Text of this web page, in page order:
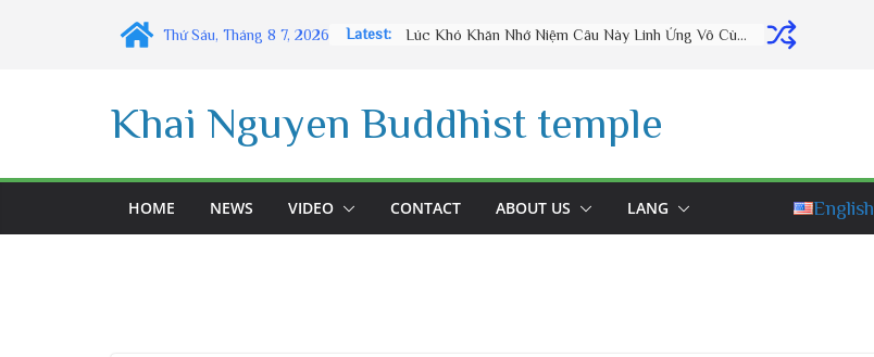
Thứ Sáu, Tháng 8 7, 2026 Latest: Thờ Cúng Đúng Cách Phúc Lộc Đầy Nhà (vấn đáp rất hay) – Thầy Thích Đạo Thịnh
Khai Nguyen Buddhist temple
HOME NEWS VIDEO CONTACT ABOUT US LANG English